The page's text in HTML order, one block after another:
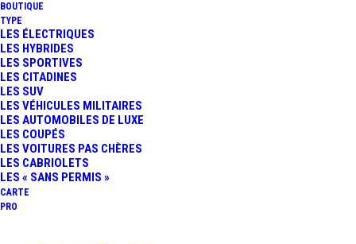
BOUTIQUE
TYPE
LES ÉLECTRIQUES
LES HYBRIDES
LES SPORTIVES
LES CITADINES
LES SUV
LES VÉHICULES MILITAIRES
LES AUTOMOBILES DE LUXE
LES COUPÉS
LES VOITURES PAS CHÈRES
LES CABRIOLETS
LES « SANS PERMIS »
CARTE
PRO
PEUGEOT E-EXPERT :
NOUVEAU FOURGON
100% ÉLECTRIQUE